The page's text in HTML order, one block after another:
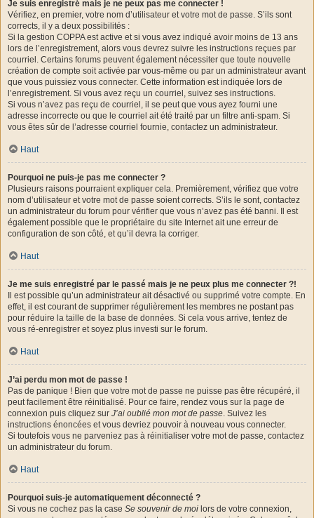
Je suis enregistré mais je ne peux pas me connecter !
Vérifiez, en premier, votre nom d’utilisateur et votre mot de passe. S’ils sont
corrects, il y a deux possibilités :
Si la gestion COPPA est active et si vous avez indiqué avoir moins de 13 ans
lors de l’enregistrement, alors vous devrez suivre les instructions reçues par
courriel. Certains forums peuvent également nécessiter que toute nouvelle
création de compte soit activée par vous-même ou par un administrateur avant
que vous puissiez vous connecter. Cette information est indiquée lors de
l’enregistrement. Si vous avez reçu un courriel, suivez ses instructions.
Si vous n’avez pas reçu de courriel, il se peut que vous ayez fourni une
adresse incorrecte ou que le courriel ait été traité par un filtre anti-spam. Si
vous êtes sûr de l’adresse courriel fournie, contactez un administrateur.
Haut
Pourquoi ne puis-je pas me connecter ?
Plusieurs raisons pourraient expliquer cela. Premièrement, vérifiez que votre
nom d’utilisateur et votre mot de passe soient corrects. S’ils le sont, contactez
un administrateur du forum pour vérifier que vous n’avez pas été banni. Il est
également possible que le propriétaire du site Internet ait une erreur de
configuration de son côté, et qu’il devra la corriger.
Haut
Je me suis enregistré par le passé mais je ne peux plus me connecter ?!
Il est possible qu’un administrateur ait désactivé ou supprimé votre compte. En
effet, il est courant de supprimer régulièrement les membres ne postant pas
pour réduire la taille de la base de données. Si cela vous arrive, tentez de
vous ré-enregistrer et soyez plus investi sur le forum.
Haut
J’ai perdu mon mot de passe !
Pas de panique ! Bien que votre mot de passe ne puisse pas être récupéré, il
peut facilement être réinitialisé. Pour ce faire, rendez vous sur la page de
connexion puis cliquez sur J’ai oublié mon mot de passe. Suivez les
instructions énoncées et vous devriez pouvoir à nouveau vous connecter.
Si toutefois vous ne parveniez pas à réinitialiser votre mot de passe, contactez
un administrateur du forum.
Haut
Pourquoi suis-je automatiquement déconnecté ?
Si vous ne cochez pas la case Se souvenir de moi lors de votre connexion,